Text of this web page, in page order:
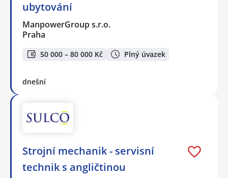
ubytování
ManpowerGroup s.r.o.
Praha
50 000 – 80 000 Kč Plný úvazek
dnešní
Strojní mechanik - servisní
technik s angličtinou